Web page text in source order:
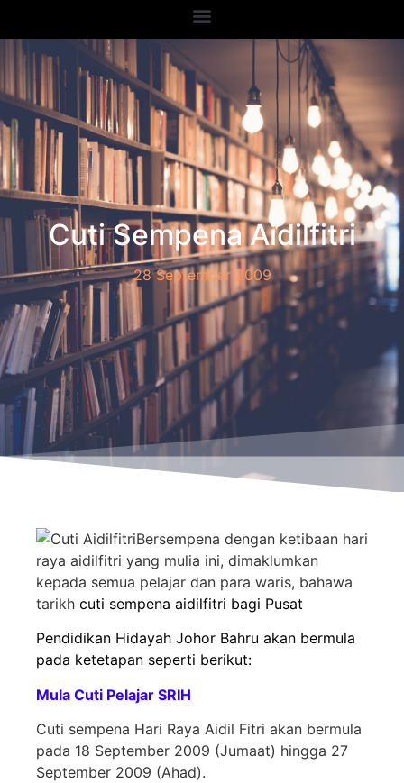
Cuti Sempena Aidilfitri
28 September 2009
Bersempena dengan ketibaan hari
raya aidilfitri yang mulia ini, dimaklumkan
kepada semua pelajar dan para waris, bahawa
tarikh cuti sempena aidilfitri bagi Pusat
Pendidikan Hidayah Johor Bahru akan bermula
pada ketetapan seperti berikut:
Mula Cuti Pelajar SRIH
Cuti sempena Hari Raya Aidil Fitri akan bermula
pada 18 September 2009 (Jumaat) hingga 27
September 2009 (Ahad).